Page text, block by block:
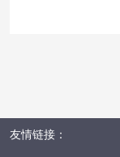
友情链接：